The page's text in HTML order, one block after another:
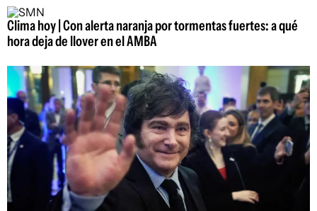
Clima hoy | Con alerta naranja por tormentas fuertes: a qué
hora deja de llover en el AMBA